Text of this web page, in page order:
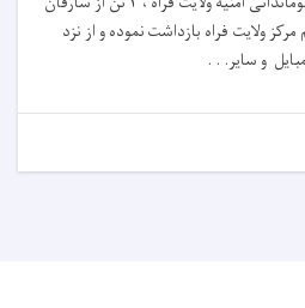
ولایت فراه بازداشت نموده و از نزد
و سایر. . .